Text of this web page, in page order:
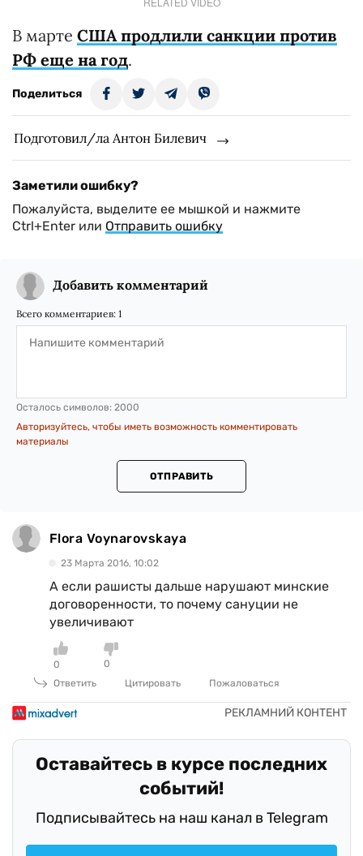
В марте США продлили санкции против
РФ еще на год.
Поделиться
Подготовил/ла Антон Билевич
Заметили ошибку?
Пожалуйста, выделите ее мышкой и нажмите
Ctrl+Enter или Отправить ошибку
Добавить комментарий
Всего комментариев: 1
Осталось символов: 2000
Авторизуйтесь, чтобы иметь возможность комментировать
материалы
ОТПРАВИТЬ
Flora Voynarovskaya
23 Марта 2016, 10:02
А если рашисты дальше нарушают минские
договоренности, то почему сануции не
увеличивают
0
0
Ответить
Цитировать Пожаловаться
Оставайтесь в курсе последних
событий!
Подписывайтесь на наш канал в Telegram